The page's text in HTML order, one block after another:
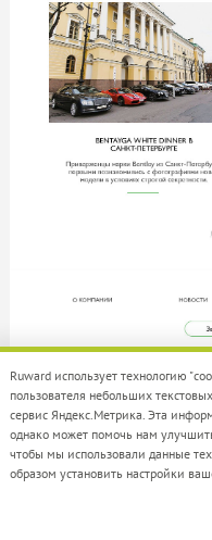
Ruward использует технологию
пользователя небольших
сервис Яндекс.Метрика. Эта
однако может помочь нам
чтобы мы использовали данные
образом установить настройки